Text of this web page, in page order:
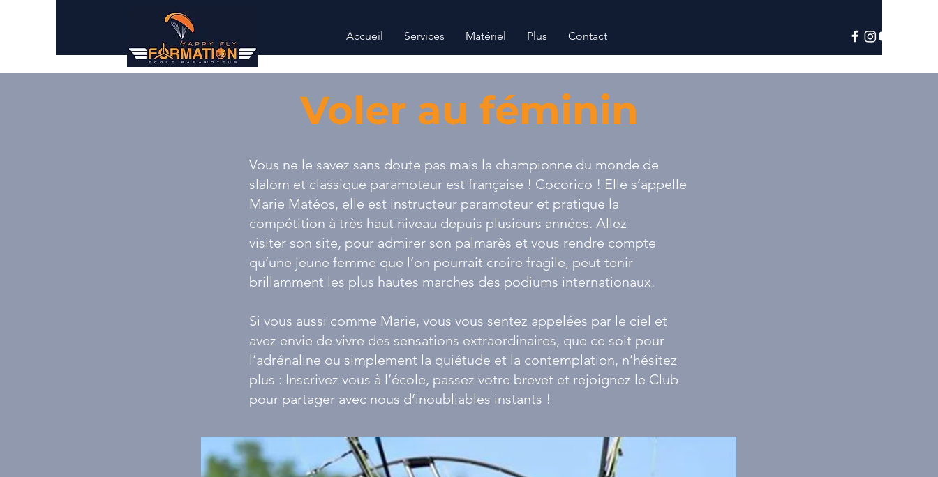
Accueil Services Matériel Plus Contact
Voler au féminin
Vous ne le savez sans doute pas mais la championne du monde de
slalom et classique paramoteur est française ! Cocorico ! Elle s’appelle
Marie Matéos, elle est instructeur paramoteur et pratique la
compétition à très haut niveau depuis plusieurs années. Allez
visiter son site, pour admirer son palmarès et vous rendre compte
qu’une jeune femme que l’on pourrait croire fragile, peut tenir
brillamment les plus hautes marches des podiums internationaux.
Si vous aussi comme Marie, vous vous sentez appelées par le ciel et
avez envie de vivre des sensations extraordinaires, que ce soit pour
l’adrénaline ou simplement la quiétude et la contemplation, n’hésitez
plus : Inscrivez vous à l’école, passez votre brevet et rejoignez le Club
pour partager avec nous d’inoubliables instants !